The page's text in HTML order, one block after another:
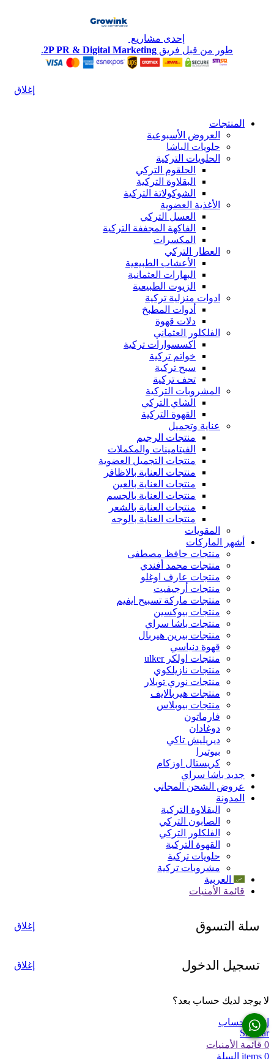
إحدى مشاريع
طور من قبل فريق 2P PR & Digital Marketing
.
إغلاق
المنتجات
العروض الأسبوعية
حلويات الباشا
الحلويات التركية
الحلقوم التركي
البقلاوة التركية
الشوكولاتة التركية
الأغذية العضوية
العسل التركي
الفاكهة المجففة التركية
المكسرات
العطار التركي
الأعشاب الطبيعية
البهارات العثمانية
الزيوت الطبيعية
ادوات منزلية تركية
أدوات المطبخ
دلات قهوة
الفلكلور العثماني
اكسسوارات تركية
خواتم تركية
سبح تركية
تحف تركية
المشروبات التركية
الشاي التركي
القهوة التركية
عناية وتجميل
منتجات الرجيم
الفيتامينات والمكملات
منتجات التجميل العضوية
منتجات العناية بالاظافر
منتجات العناية بالعين
منتجات العناية بالجسم
منتجات العناية بالشعر
منتجات العناية بالوجه
المقويات
أشهر الماركات
منتجات حافظ مصطفى
منتجات محمد أفندي
منتجات عارف اوغلو
منتجات أرجيفيت
منتجات ماركة تسبيح ايفيم
منتجات بيوكسين
منتجات باشا سراي
منتجات بيرين هيربال
قهوة دنياسي
منتجات اولكر ulker
منتجات نازيلكوي
منتجات نوري توبلار
منتجات هيربالايف
منتجات بيوبلاس
فارماتون
دوغادان
ديريليش تاكي
بيوتيرا
كريستال اوزكام
جديد باشا سراي
عروض الشحن المجاني
المدونة
البقلاوة التركية
الصابون التركي
الفلكلور التركي
القهوة التركية
حلويات تركية
مشروبات تركية
العربية
قائمة الأمنيات
سلة التسوق إغلاق
تسجيل الدخول إغلاق
لا يوجد لديك حساب بعد؟
إنشاء حساب
Sidebar
0 قائمة الأمنيات
0
items السلة